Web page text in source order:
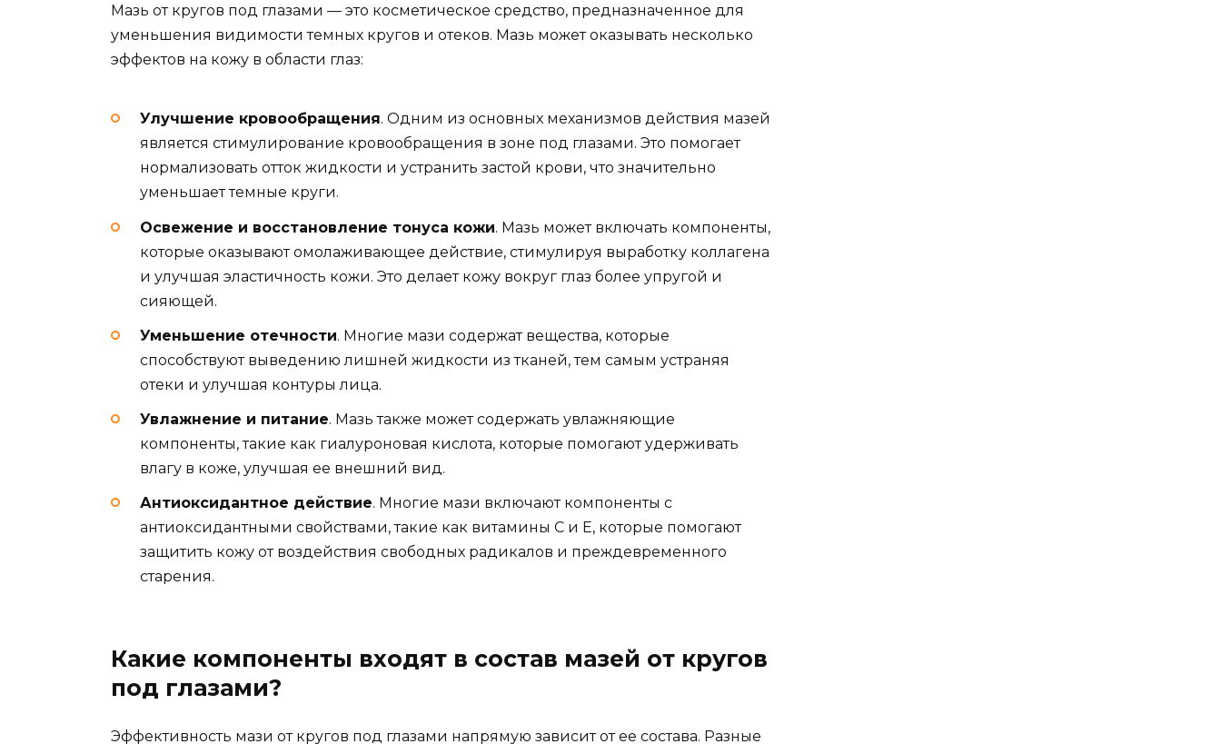
Мазь от кругов под глазами — это косметическое средство, предназначенное для
уменьшения видимости темных кругов и отеков. Мазь может оказывать несколько
эффектов на кожу в области глаз:
Улучшение кровообращения. Одним из основных механизмов действия мазей
является стимулирование кровообращения в зоне под глазами. Это помогает
нормализовать отток жидкости и устранить застой крови, что значительно
уменьшает темные круги.
Освежение и восстановление тонуса кожи. Мазь может включать компоненты,
которые оказывают омолаживающее действие, стимулируя выработку коллагена
и улучшая эластичность кожи. Это делает кожу вокруг глаз более упругой и
сияющей.
Уменьшение отечности. Многие мази содержат вещества, которые
способствуют выведению лишней жидкости из тканей, тем самым устраняя
отеки и улучшая контуры лица.
Увлажнение и питание. Мазь также может содержать увлажняющие
компоненты, такие как гиалуроновая кислота, которые помогают удерживать
влагу в коже, улучшая ее внешний вид.
Антиоксидантное действие. Многие мази включают компоненты с
антиоксидантными свойствами, такие как витамины C и E, которые помогают
защитить кожу от воздействия свободных радикалов и преждевременного
старения.
Какие компоненты входят в состав мазей от кругов
под глазами?
Эффективность мази от кругов под глазами напрямую зависит от ее состава. Разные